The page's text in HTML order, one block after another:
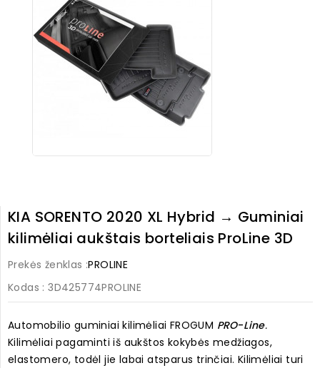
KIA SORENTO 2020 XL Hybrid → Guminiai
kilimėliai aukštais borteliais ProLine 3D
Prekės ženklas :PROLINE
Kodas : 3D425774PROLINE
Automobilio guminiai kilimėliai FROGUM PRO-Line.
Kilimėliai pagaminti iš aukštos kokybės medžiagos,
elastomero, todėl jie labai atsparus trinčiai. Kilimėliai turi